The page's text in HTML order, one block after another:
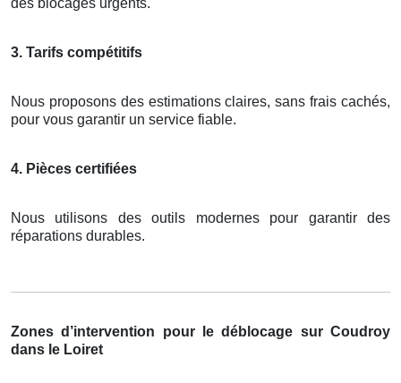
des blocages urgents.
3. Tarifs compétitifs
Nous proposons des estimations claires, sans frais cachés,
pour vous garantir un service fiable.
4. Pièces certifiées
Nous utilisons des outils modernes pour garantir des
réparations durables.
Zones d’intervention pour le déblocage sur Coudroy
dans le Loiret